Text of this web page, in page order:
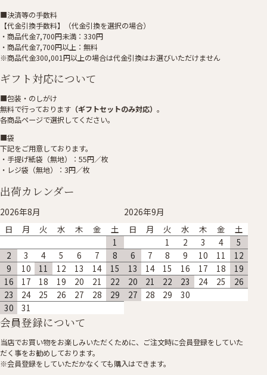
■決済等の手数料
【代金引換手数料】（代金引換を選択の場合）
・商品代金7,700円未満：330円
・商品代金7,700円以上：無料
※商品代金300,001円以上の場合は代金引換はお選びいただけません
ギフト対応について
■包装・のしがけ
無料で行っております （ギフトセットのみ対応） 。
各商品ページで選択してください。
■袋
下記をご用意しております。
・手提げ紙袋（無地）：55円／枚
・レジ袋（無地）：3円／枚
出荷カレンダー
2026年8月
日
月 火 水 木 金
土
1
2
3 4 5 6 7
8
9
10 11 12 13 14
15
16
17 18 19 20 21
22
23
24 25 26 27 28
29
30
31
2026年9月
日
月 火 水 木 金
土
1
2 3 4
5
6
7 8 9 10 11
12
13
14 15 16 17 18
19
20
21 22 23 24 25
26
27
28 29 30
会員登録について
当店でお買い物をお楽しみいただくために、ご注文時に会員登録をしていた
だく事をお勧めしております。
※会員登録をしていただかなくても購入はできます。